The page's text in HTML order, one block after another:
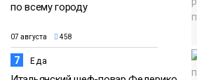
по всему городу
07 августа 458
7 Еда